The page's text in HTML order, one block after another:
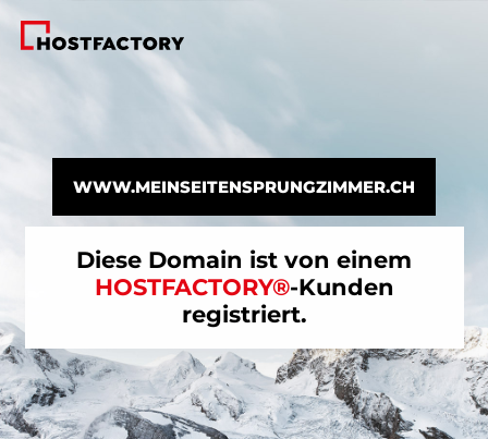
WWW.MEINSEITENSPRUNGZIMMER.CH
Diese Domain ist von einem
HOSTFACTORY®-Kunden
registriert.